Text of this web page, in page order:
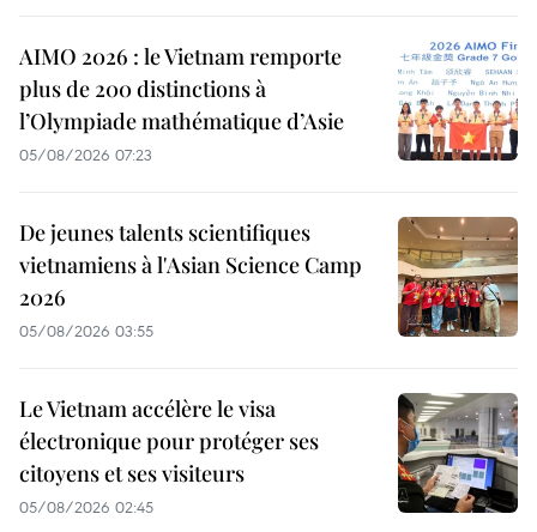
AIMO 2026 : le Vietnam remporte
plus de 200 distinctions à
l’Olympiade mathématique d’Asie
05/08/2026 07:23
De jeunes talents scientifiques
vietnamiens à l'Asian Science Camp
2026
05/08/2026 03:55
Le Vietnam accélère le visa
électronique pour protéger ses
citoyens et ses visiteurs
05/08/2026 02:45